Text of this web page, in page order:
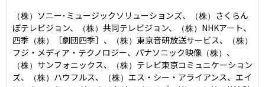
（株）ソニー･ミュージックソリューションズ、（株）さくらん
ぼテレビジョン、（株）共同テレビジョン、（株）NHKアート、
四季（株）［劇団四季］、（株）東京音研放送サービス、（株）
フジ・メディア・テクノロジー、パナソニック映像（株）、
（株）サンフォニックス、（株）テレビ東京コミュニケーション
ズ、（株）ハウフルス、（株）エス・シー・アライアンス、エイ